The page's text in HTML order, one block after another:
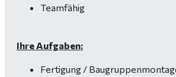
Teamfähig
Ihre Aufgaben:
Fertigung /